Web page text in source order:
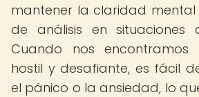
mantener la claridad
de análisis en situaciones
Cuando nos
hostil y desafiante, es fácil
el pánico o la ansiedad, lo